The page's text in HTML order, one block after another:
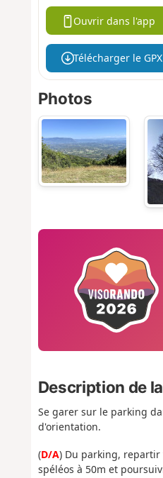
Ouvrir dans l'app
Télécharger le GPX
Photos
Description de
Se garer sur le parking
d'orientation.
(D/A) Du parking, repartir
spéléos à 50m et